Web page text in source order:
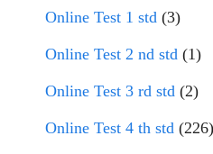
Online Test 1 std (3)
Online Test 2 nd std (1)
Online Test 3 rd std (2)
Online Test 4 th std (226)